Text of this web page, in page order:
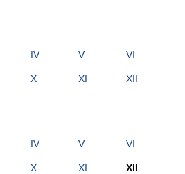
IV V VI
X XI XII
IV V VI
X XI XII